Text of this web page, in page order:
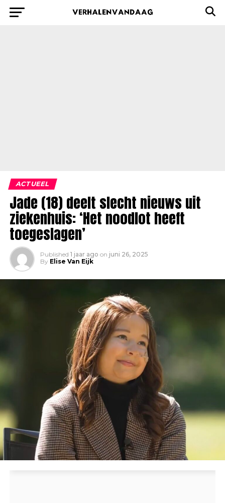
ACTUEEL
Jade (18) deelt slecht nieuws uit
ziekenhuis: ‘Het noodlot heeft
toegeslagen’
Published 1 jaar ago on juni 26, 2025
By Elise Van Eijk